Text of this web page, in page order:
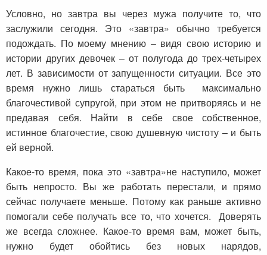
Условно, но завтра вы через мужа получите то, что
заслужили сегодня. Это «завтра» обычно требуется
подождать. По моему мнению – видя свою историю и
истории других девочек – от полугода до трех-четырех
лет. В зависимости от запущенности ситуации. Все это
время нужно лишь стараться быть максимально
благочестивой супругой, при этом не притворяясь и не
предавая себя. Найти в себе свое собственное,
истинное благочестие, свою душевную чистоту – и быть
ей верной.
Какое-то время, пока это «завтра»не наступило, может
быть непросто. Вы же работать перестали, и прямо
сейчас получаете меньше. Потому как раньше активно
помогали себе получать все то, что хочется. Доверять
же всегда сложнее. Какое-то время вам, может быть,
нужно будет обойтись без новых нарядов,